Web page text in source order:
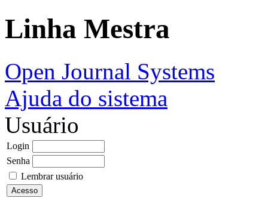
Linha Mestra
Open Journal Systems
Ajuda do sistema
Usuário
Login
Senha
Lembrar usuário